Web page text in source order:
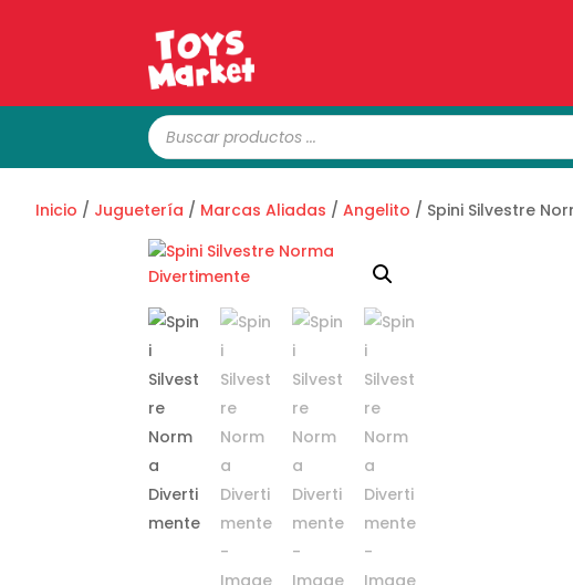
Búsqueda
de
productos
Inicio / Juguetería / Marcas Aliadas / Angelito / Spini Silvestre